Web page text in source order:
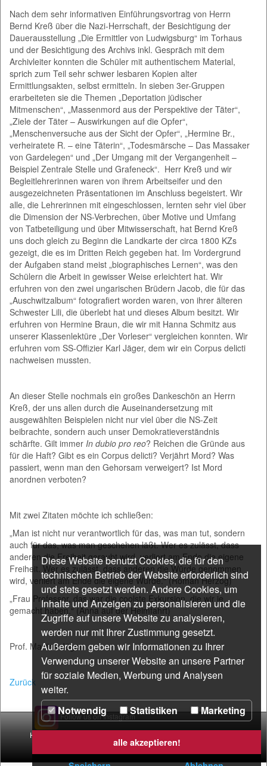
Nach dem sehr informativen Einführungsvortrag von Herrn
Bernd Kreß über die Nazi-Herrschaft, der Besichtigung der
Dauerausstellung „Die Ermittler von Ludwigsburg“ im Torhaus
und der Besichtigung des Archivs inkl. Gespräch mit dem
Archivleiter konnten die Schüler mit authentischem Material,
sprich zum Teil sehr schwer lesbaren Kopien alter
Ermittlungsakten, selbst ermitteln. In sieben 3er-Gruppen
erarbeiteten sie die Themen „Deportation jüdischer
Mitmenschen“, „Massenmord aus der Perspektive der Täter“,
„Ziele der Täter – Auswirkungen auf die Opfer“,
„Menschenversuche aus der Sicht der Opfer“, „Hermine Br.,
verheiratete R. – eine Täterin“, „Todesmärsche – Das Massaker
von Gardelegen“ und „Der Umgang mit der Vergangenheit –
Beispiel Zentrale Stelle und Grafeneck“. Herr Kreß und wir
Begleitlehrerinnen waren von ihrem Arbeitseifer und den
ausgezeichneten Präsentationen im Anschluss begeistert. Wir
alle, die Lehrerinnen mit eingeschlossen, lernten sehr viel über
die Dimension der NS-Verbrechen, über Motive und Umfang
von Tatbeteiligung und über Mitwisserschaft, hat Bernd Kreß
uns doch gleich zu Beginn die Landkarte der circa 1800 KZs
gezeigt, die es im Dritten Reich gegeben hat. Im Vordergrund
der Aufgaben stand meist „biographisches Lernen“, was den
Schülern die Arbeit in gewisser Weise erleichtert hat. Wir
erfuhren von den zwei ungarischen Brüdern Jacob, die für das
„Auschwitzalbum“ fotografiert worden waren, von ihrer älteren
Schwester Lili, die überlebt hat und dieses Album besitzt. Wir
erfuhren von Hermine Braun, die wir mit Hanna Schmitz aus
unserer Klassenlektüre „Der Vorleser“ vergleichen konnten. Wir
erfuhren vom SS-Offizier Karl Jäger, dem wir ein Corpus delicti
nachweisen mussten.
An dieser Stelle nochmals ein großes Dankeschön an Herrn
Kreß, der uns allen durch die Auseinandersetzung mit
ausgewählten Beispielen nicht nur viel über die NS-Zeit
beibrachte, sondern auch unser Demokratieverständnis
schärfte. Gilt immer In dubio pro reo? Reichen die Gründe aus
für die Haft? Gibt es ein Corpus delicti? Verjährt Mord? Was
passiert, wenn man den Gehorsam verweigert? Ist Mord
anordnen verboten?
Mit zwei Zitaten möchte ich schließen:
„Man ist nicht nur verantwortlich für das, was man tut, sondern
auch für das, was man geschehen läßt. Wer es zulässt, dass
anderen die Freiheit geraubt wird, verliert am Ende die eigene
Freiheit. Wer es zulässt, dass anderen die Würde genommen
wird, verliert am Ende die eigene Würde.“ (Roman Herzog)
„Frau Professor, das war die coolste Exkursion, die wir je
gemacht haben.“ (Anna auf der Heimfahrt)
Prof. Martina Jäger
Zurück
Follow us on Instagram
Home
Diese Website benutzt Cookies, die für den
technischen Betrieb der Website erforderlich sind
und stets gesetzt werden. Andere Cookies, um
Inhalte und Anzeigen zu personalisieren und die
Zugriffe auf unsere Website zu analysieren,
werden nur mit Ihrer Zustimmung gesetzt.
Außerdem geben wir Informationen zu Ihrer
Verwendung unserer Website an unsere Partner
für soziale Medien, Werbung und Analysen
weiter.
Notwendig
Statistiken Marketing
alle akzeptieren!